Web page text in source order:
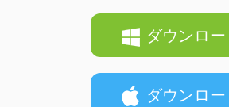
ダウンロー
ダウンロー